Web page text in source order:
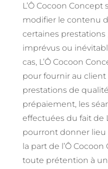
L’Ô Cocoon
modifier le contenu
certaines prestations
imprévus ou
cas, L’Ô Cocoon
pour fournir au
prestations de
prépaiement, les
effectuées du fait de
pourront donner lieu
la part de l’Ô
toute prétention à